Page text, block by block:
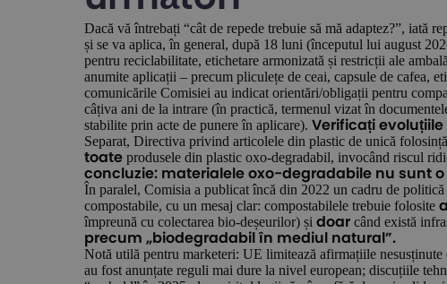
Dacă vă întrebați “cât de repede trebuie să mă adaptez?”, iată
și se va aplica, în general, după 18 luni (începutul lui august
pentru reciclabilitate, etichetare armonizată și restricții ale
anumite aplicații – precum pliculețe de ceai, capsule de cafea,
comunicările Comisiei au indicat orientări/obligații pentru
câțiva ani de la intrare (în practică, termenul vizat în
stabilite prin acte de punere în aplicare).Verificați
Separat, Directiva privind articolele din plastic de unică
toate produsele din plastic oxo-degradabil, invocând riscul
concluzie: materialele oxo-degradabile nu sunt o
În paralel, Comisia a publicat încă din 2022 un cadru de
compostabile, cu un mesaj clar: compostabilele trebuie folosite
împreună cu colectarea bio-deșeurilor) șidoar când există
precum „biodegradabil în mediul natural”.
Notă utilă pentru marketeri: UE limitează afirmațiile
au fost anunțate reguli mai dure la nivel european; discuțiile